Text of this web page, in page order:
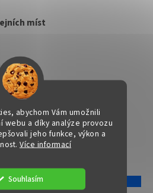
abychom Vám umožnili
a díky analýze provozu
jeho funkce, výkon a
Více informací
Souhlasím
míst